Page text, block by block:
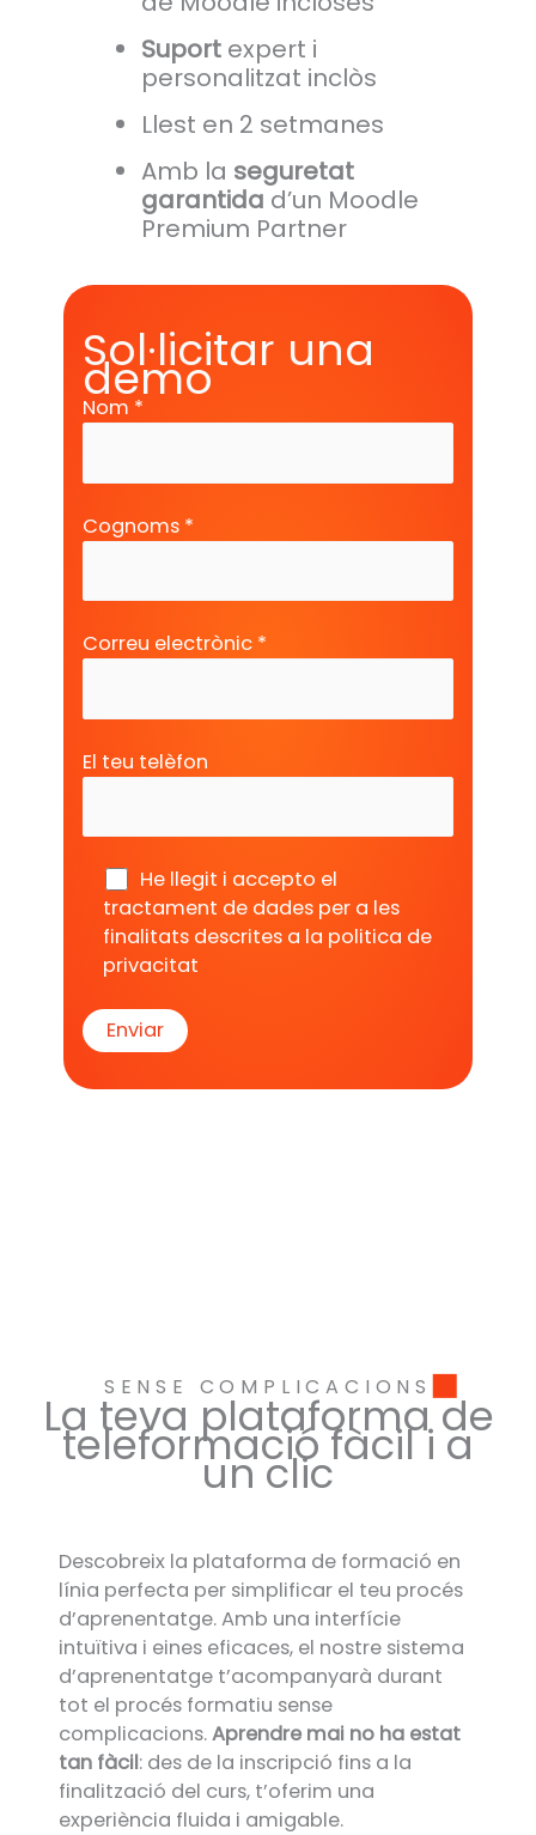
Suport expert i
personalitzat inclòs
Llest en 2 setmanes
Amb la seguretat
garantida d’un Moodle
Premium Partner
Sol·licitar una
demo
Nom *
Cognoms *
Correu electrònic *
El teu telèfon
He llegit i accepto el
tractament de dades per a les
finalitats descrites a la politica de
privacitat
SENSE COMPLICACIONS
La teva plataforma de
teleformació fàcil i a
un clic
Descobreix la plataforma de formació en
línia perfecta per simplificar el teu procés
d’aprenentatge. Amb una interfície
intuïtiva i eines eficaces, el nostre sistema
d’aprenentatge t’acompanyarà durant
tot el procés formatiu sense
complicacions.Aprendre mai no ha estat
tan fàcil: des de la inscripció fins a la
finalització del curs, t’oferim una
experiència fluida i amigable.